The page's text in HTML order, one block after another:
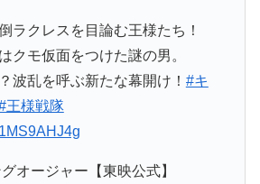
ラクレスを目論む王様たち！
クモ仮面をつけた謎の男。
波乱を呼ぶ新たな幕開け！ #キ
王様戦隊
オージャー【東映公式】